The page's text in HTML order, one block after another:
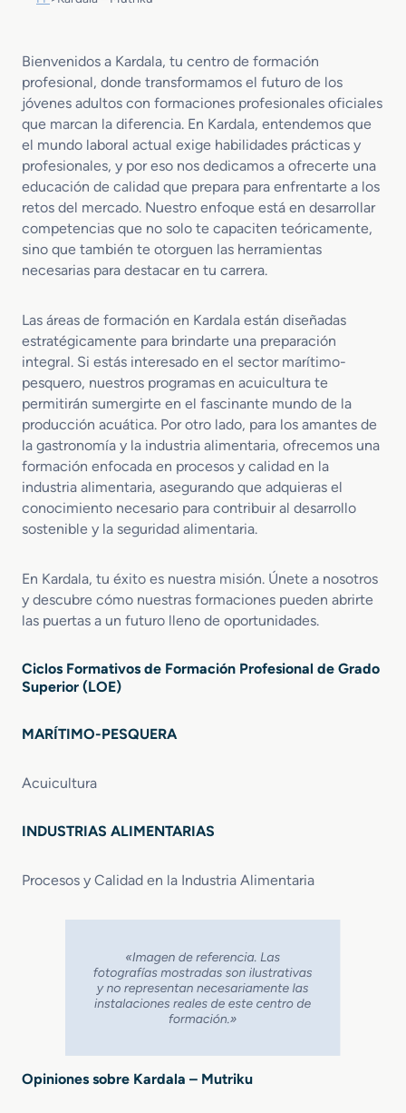
Bienvenidos a Kardala, tu centro de formación
profesional, donde transformamos el futuro de los
jóvenes adultos con formaciones profesionales oficiales
que marcan la diferencia. En Kardala, entendemos que
el mundo laboral actual exige habilidades prácticas y
profesionales, y por eso nos dedicamos a ofrecerte una
educación de calidad que prepara para enfrentarte a los
retos del mercado. Nuestro enfoque está en desarrollar
competencias que no solo te capaciten teóricamente,
sino que también te otorguen las herramientas
necesarias para destacar en tu carrera.
Las áreas de formación en Kardala están diseñadas
estratégicamente para brindarte una preparación
integral. Si estás interesado en el sector marítimo-
pesquero, nuestros programas en acuicultura te
permitirán sumergirte en el fascinante mundo de la
producción acuática. Por otro lado, para los amantes de
la gastronomía y la industria alimentaria, ofrecemos una
formación enfocada en procesos y calidad en la
industria alimentaria, asegurando que adquieras el
conocimiento necesario para contribuir al desarrollo
sostenible y la seguridad alimentaria.
En Kardala, tu éxito es nuestra misión. Únete a nosotros
y descubre cómo nuestras formaciones pueden abrirte
las puertas a un futuro lleno de oportunidades.
Ciclos Formativos de Formación Profesional de Grado
Superior (LOE)
MARÍTIMO-PESQUERA
Acuicultura
INDUSTRIAS ALIMENTARIAS
Procesos y Calidad en la Industria Alimentaria
Opiniones sobre Kardala – Mutriku